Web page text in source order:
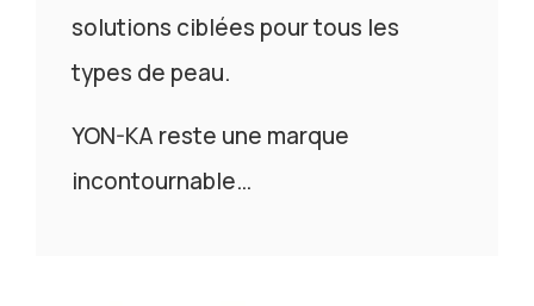
solutions ciblées pour tous les
types de peau.
YON-KA reste une marque
incontournable…